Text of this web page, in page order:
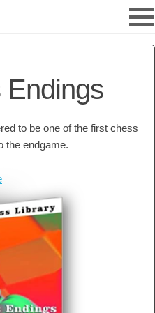
Endings
to be one of the first chess
the endgame.